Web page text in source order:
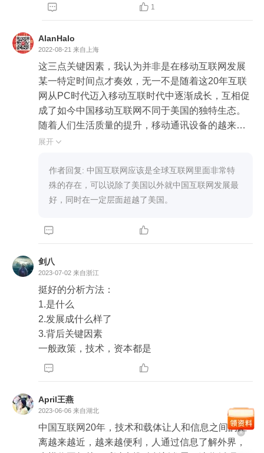
  1
AlanHalo
2022-08-21 来自上海
这三点关键因素，我认为并非是在移动互联网发展
某一特定时间点才奏效，无一不是随着这20年互联
网从PC时代迈入移动互联时代中逐渐成长，互相促
成了如今中国移动互联网不同于美国的独特生态。
随着人们生活质量的提升，移动通讯设备的越来越
普及，对于移动通讯进一步期望与市场需求的提升
讯网络的迭代更新，推动了移动网络的更迭升级与
移动通讯设备硬件性能的提升；
而网速的提升与通讯硬件性能升级改善了用户的体
这个市场推动发展的循环得以继续下去；
的网速以及智能机的登场，使得互联网用户中的更
丰富的交流与创作诉求得以发掘，移动互联网得以
进入富媒体时代。这个时代中应运而生的智能机则
使得地理空间信息的传输成为了可能，同时以地理
信息为核心展开的外卖，打车，同城服务等等业务
模式也有了可建立的技术支点，这些新兴业务模式
进一步提高了互联网在人们日常生活的渗透。
技术的提升，相辅相成，促进中国互联网这20年走
展开 
作者回复: 中国互联网应该是全球互联网里面非常特
殊的存在，可以说除了美国以外就中国互联网发展最
好，同时在一定层面超越了美国。
 
剑八
2023-07-02 来自浙江
挺好的分析方法：
1.是什么
2.发展成什么样了
3.背后关键因素
一般政策，技术，资本都是
 
April王燕
2023-06-06 来自湖北
中国互联网20年，技术和载体让人和信息之间的距
离越来越近，越来越便利，人通过信息了解外界，